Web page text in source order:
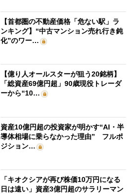
【首都圏の不動産価格「危ない駅」ラ
ンキング】“中古マンション売れ行き鈍
化”のワー…
【億り人オールスターが狙う20銘柄】
「総資産69億円超」90歳現役トレーダ
ーから“10…
資産10億円超の投資家が明かす“AI・半
導体相場に乗らなかった理由” フルポ
ジション…
「キオクシアが再び株価10万円になる
日は遠い」資産3億円超のサラリーマン